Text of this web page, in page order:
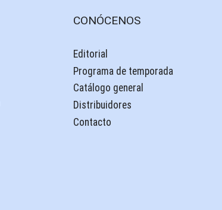
CONÓCENOS
Editorial
Programa de temporada
Catálogo general
Distribuidores
Contacto